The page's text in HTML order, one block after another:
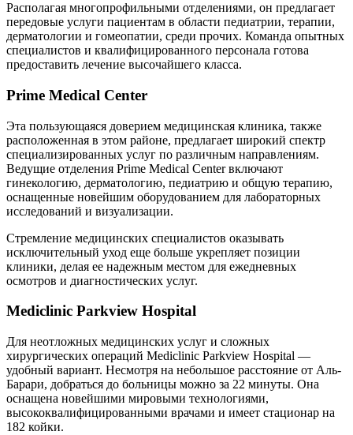
Располагая многопрофильными отделениями, он предлагает
передовые услуги пациентам в области педиатрии, терапии,
дерматологии и гомеопатии, среди прочих. Команда опытных
специалистов и квалифицированного персонала готова
предоставить лечение высочайшего класса.
Prime Medical Center
Эта пользующаяся доверием медицинская клиника, также
расположенная в этом районе, предлагает широкий спектр
специализированных услуг по различным направлениям.
Ведущие отделения Prime Medical Center включают
гинекологию, дерматологию, педиатрию и общую терапию,
оснащенные новейшим оборудованием для лабораторных
исследований и визуализации.
Стремление медицинских специалистов оказывать
исключительный уход еще больше укрепляет позиции
клиники, делая ее надежным местом для ежедневных
осмотров и диагностических услуг.
Mediclinic Parkview Hospital
Для неотложных медицинских услуг и сложных
хирургических операций Mediclinic Parkview Hospital —
удобный вариант. Несмотря на небольшое расстояние от Аль-
Барари, добраться до больницы можно за 22 минуты. Она
оснащена новейшими мировыми технологиями,
высококвалифицированными врачами и имеет стационар на
182 койки.